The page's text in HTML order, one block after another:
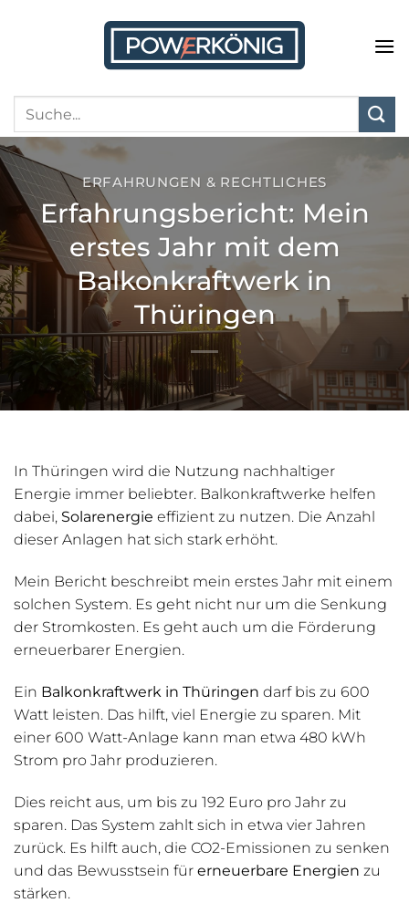
ERFAHRUNGEN & RECHTLICHES
Erfahrungsbericht: Mein
erstes Jahr mit dem
Balkonkraftwerk in
Thüringen
In Thüringen wird die Nutzung nachhaltiger
Energie immer beliebter. Balkonkraftwerke helfen
dabei, Solarenergie effizient zu nutzen. Die Anzahl
dieser Anlagen hat sich stark erhöht.
Mein Bericht beschreibt mein erstes Jahr mit einem
solchen System. Es geht nicht nur um die Senkung
der Stromkosten. Es geht auch um die Förderung
erneuerbarer Energien.
Ein Balkonkraftwerk in Thüringen darf bis zu 600
Watt leisten. Das hilft, viel Energie zu sparen. Mit
einer 600 Watt-Anlage kann man etwa 480 kWh
Strom pro Jahr produzieren.
Dies reicht aus, um bis zu 192 Euro pro Jahr zu
sparen. Das System zahlt sich in etwa vier Jahren
zurück. Es hilft auch, die CO2-Emissionen zu senken
und das Bewusstsein für erneuerbare Energien zu
stärken.